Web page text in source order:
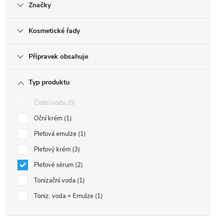
Značky
Kosmetické řady
Přípravek obsahuje
Typ produktu
Čistící voda 0
Oční krém 1
Pleťová emulze 1
Pleťový krém 3
Pleťové sérum 2
Tonizační voda 1
Toniz. voda + Emulze 1